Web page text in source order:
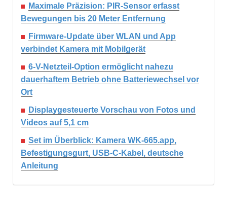
Maximale Präzision: PIR-Sensor erfasst
Bewegungen bis 20 Meter Entfernung
Firmware-Update über WLAN und App
verbindet Kamera mit Mobilgerät
6-V-Netzteil-Option ermöglicht nahezu
dauerhaftem Betrieb ohne Batteriewechsel vor
Ort
Displaygesteuerte Vorschau von Fotos und
Videos auf 5,1 cm
Set im Überblick: Kamera WK-665.app,
Befestigungsgurt, USB-C-Kabel, deutsche
Anleitung